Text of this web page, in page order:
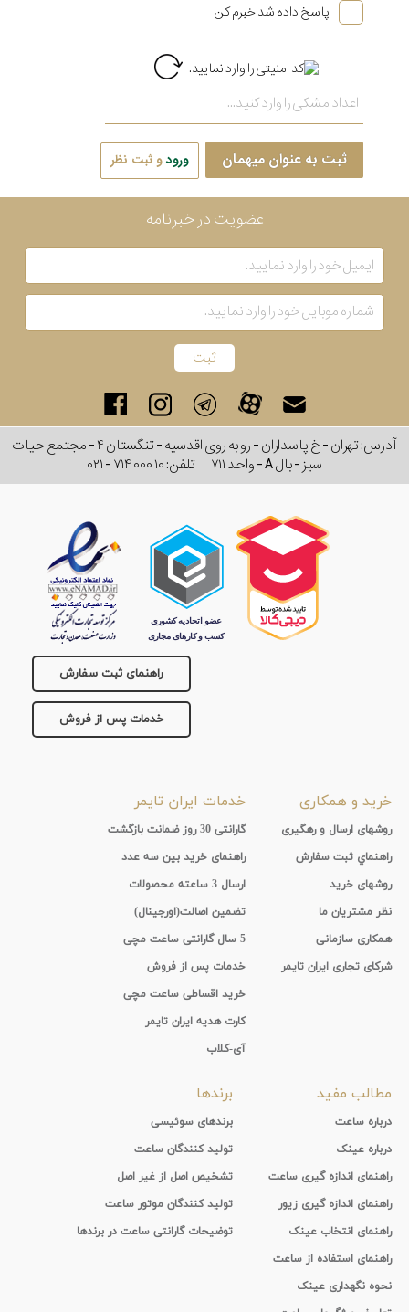
پاسخ داده شد خبرم کن
ثبت به عنوان میهمان ورودو ثبت نظر
عضویت در خبرنامه
آدرس: تهران - خ پاسداران - رو به روی اقدسیه - تنگستان ۴ - مجتمع حیات
سبز - بال A - واحد ۷۱۱
تلفن:۰۲۱ - ۷۱۴ ۰۰۰ ۱۰
راهنمای ثبت سفارش
خدمات پس از فروش
خرید و همکاری
روشهای ارسال و رهگیری
راهنماي ثبت سفارش
روشهای خرید
نظر مشتریان ما
همکاری سازمانی
شرکای تجاری ایران تایمر
خدمات ایران تایمر
گارانتی 30 روز ضمانت بازگشت
راهنمای خرید بین سه عدد
ارسال 3 ساعته محصولات
تضمین اصالت(اورجینال)
5 سال گارانتی ساعت مچی
خدمات پس از فروش
خرید اقساطی ساعت مچی
کارت هدیه ایران تایمر
آی-کلاب
مطالب مفید
درباره ساعت
درباره عینک
راهنمای اندازه گیری ساعت
راهنمای اندازه گیری زیور
راهنمای انتخاب عینک
راهنمای استفاده از ساعت
نحوه نگهداری عینک
برندها
برندهای سوئیسی
تولید کنندگان ساعت
تشخیص اصل از غیر اصل
تولید کنندگان موتور ساعت
توضیحات گارانتی ساعت در برندها